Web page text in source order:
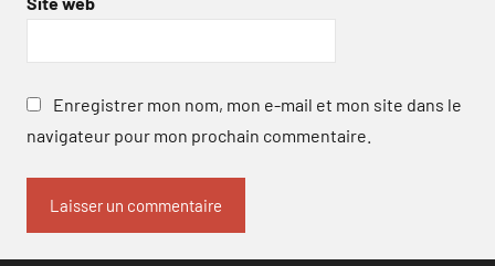
Enregistrer mon nom, mon e-mail et mon site dans le
navigateur pour mon prochain commentaire.